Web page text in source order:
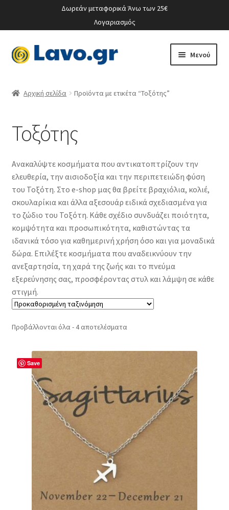
Δωρεάν μεταφορικά Άνω των 25€
Λογαριασμός
Απευθείας
μετάβαση
πλοήγηση
Μετάβαση
σε
Μενού
Αρχική σελίδα Προϊόντα με ετικέτα “Τοξότης”
Τοξότης
Ανακαλύψτε κοσμήματα που αντικατοπτρίζουν την
ελευθερία, την αισιοδοξία και την περιπετειώδη φύση
του Τοξότη. Στο e-shop μας θα βρείτε βραχιόλια, κολιέ,
σκουλαρίκια και άλλα αξεσουάρ ειδικά σχεδιασμένα για
το ζώδιο του Τοξότη. Κάθε σχέδιο συνδυάζει ποιότητα,
κομψότητα και προσωπικότητα, καθιστώντας τα
ιδανικά τόσο για καθημερινή χρήση όσο και για μοναδικά
δώρα. Επιλέξτε κοσμήματα που αναδεικνύουν την
ανεξαρτησία, τη χαρά της ζωής και το πνεύμα
εξερεύνησης σας, προσφέροντας στυλ και λάμψη σε κάθε
στιγμή.
Προβάλλονται όλα - 4 αποτελέσματα
Save